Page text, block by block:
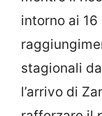
intorno ai
stagionali
l’arrivo di